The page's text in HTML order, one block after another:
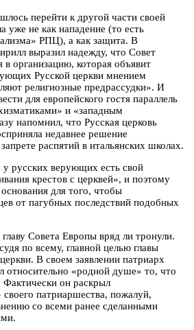
перейти к другой части своей
уже не как нападение (то есть
РПЦ), а как защита. В
выразил надежду, что Совет
в организацию, которая объявит
Русской церкви мнением
религиозные предрассудки». И
для европейского гостя параллель
и «западным
напомнил, что Русская церковь
недавнее решение
распятий в итальянских школах.
русских верующих есть свой
крестов с церквей», и поэтому
для того, чтобы
от пагубных последствий подобных
Совета Европы вряд ли тронули.
по всему, главной целью главы
В своем заявлении патриарх
относительно «родной душе» то, что
он раскрыл
своего патриаршества, пожалуй,
со всеми ранее сделанными